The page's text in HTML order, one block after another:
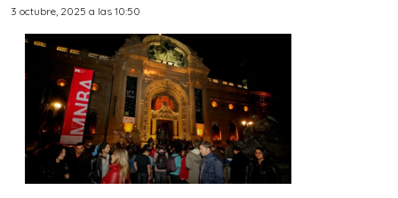
3 octubre, 2025 a las 10:50